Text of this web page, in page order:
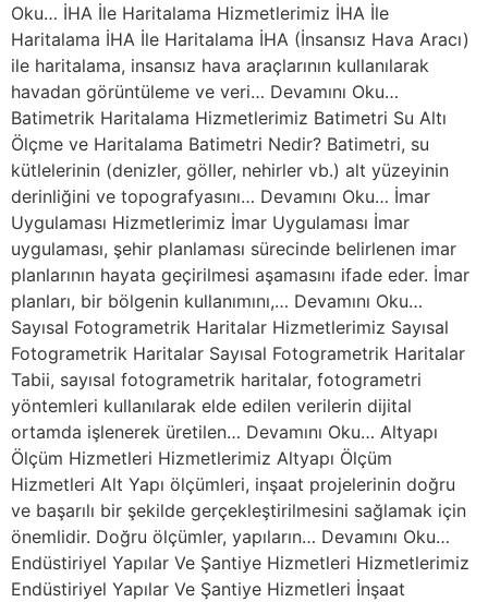
Oku… İHA İle Haritalama Hizmetlerimiz İHA İle
Haritalama İHA İle Haritalama İHA (İnsansız Hava Aracı)
ile haritalama, insansız hava araçlarının kullanılarak
havadan görüntüleme ve veri… Devamını Oku…
Batimetrik Haritalama Hizmetlerimiz Batimetri Su Altı
Ölçme ve Haritalama Batimetri Nedir? Batimetri, su
kütlelerinin (denizler, göller, nehirler vb.) alt yüzeyinin
derinliğini ve topografyasını… Devamını Oku… İmar
Uygulaması Hizmetlerimiz İmar Uygulaması İmar
uygulaması, şehir planlaması sürecinde belirlenen imar
planlarının hayata geçirilmesi aşamasını ifade eder. İmar
planları, bir bölgenin kullanımını,… Devamını Oku…
Sayısal Fotogrametrik Haritalar Hizmetlerimiz Sayısal
Fotogrametrik Haritalar Sayısal Fotogrametrik Haritalar
Tabii, sayısal fotogrametrik haritalar, fotogrametri
yöntemleri kullanılarak elde edilen verilerin dijital
ortamda işlenerek üretilen… Devamını Oku… Altyapı
Ölçüm Hizmetleri Hizmetlerimiz Altyapı Ölçüm
Hizmetleri Alt Yapı ölçümleri, inşaat projelerinin doğru
ve başarılı bir şekilde gerçekleştirilmesini sağlamak için
önemlidir. Doğru ölçümler, yapıların… Devamını Oku…
Endüstiriyel Yapılar Ve Şantiye Hizmetleri Hizmetlerimiz
Endüstiriyel Yapılar Ve Şantiye Hizmetleri İnşaat